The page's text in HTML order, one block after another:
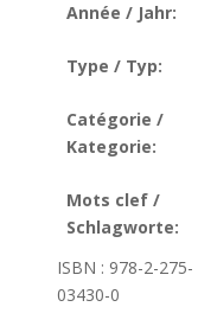
Année / Jahr:
Type / Typ:
Catégorie /
Kategorie:
Mots clef /
Schlagworte:
ISBN : 978-2-275-
03430-0